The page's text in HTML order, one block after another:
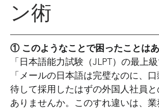
における外国人雇用（評価編）
困りご事あるある ハローワーク調査
改正 入管調査 行政書
ン術
① このようなことで困ったことは
「日本語能力試験（JLPT）の最上
「メールの日本語は完璧なのに、
待して採用したはずの外国人社員
ありませんか。このすれ違いは、